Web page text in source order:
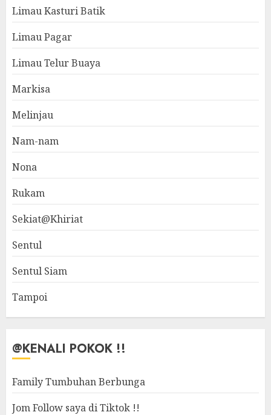
Limau Kasturi Batik
Limau Pagar
Limau Telur Buaya
Markisa
Melinjau
Nam-nam
Nona
Rukam
Sekiat@Khiriat
Sentul
Sentul Siam
Tampoi
@KENALI POKOK !!
Family Tumbuhan Berbunga
Jom Follow saya di Tiktok !!